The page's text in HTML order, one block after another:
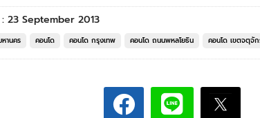
23 September 2013
หานคร คอนโด คอนโด กรุงเทพ คอนโด ถนนพหลโยธิน คอนโด เขตจตุจั